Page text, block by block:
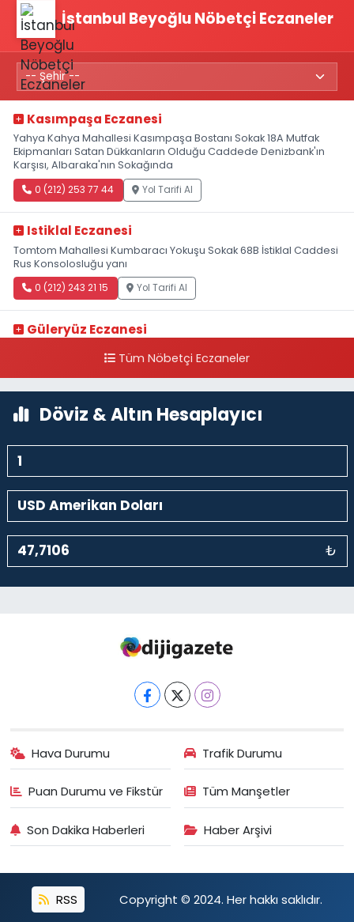
İstanbul Beyoğlu Nöbetçi Eczaneler
Kasımpaşa Eczanesi
Yahya Kahya Mahallesi Kasımpaşa Bostanı Sokak 18A Mutfak
Ekipmanları Satan Dükkanların Olduğu Caddede Denizbank'ın
Karşısı, Albaraka'nın Sokağında
0 (212) 253 77 44 Yol Tarifi Al
Istiklal Eczanesi
Tomtom Mahallesi Kumbaracı Yokuşu Sokak 68B İstiklal Caddesi
Rus Konsolosluğu yanı
0 (212) 243 21 15 Yol Tarifi Al
Güleryüz Eczanesi
kalaycıbahçe Meydana DoğruTüm Nöbetçi Eczaneler
Döviz & Altın Hesaplayıcı
₺
Hava Durumu Trafik Durumu
Puan Durumu ve Fikstür Tüm Manşetler
Son Dakika Haberleri Haber Arşivi
RSS Copyright © 2024. Her hakkı saklıdır.